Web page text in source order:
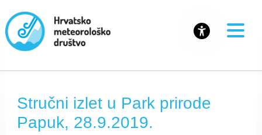
Stručni izlet u Park prirode
Papuk, 28.9.2019.